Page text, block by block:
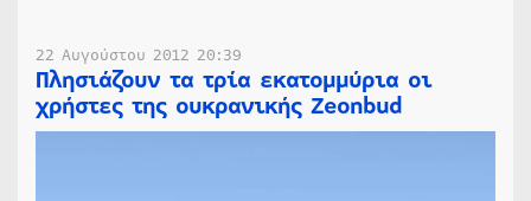
22 Αυγούστου 2012 20:39
Πλησιάζουν τα τρία εκατομμύρια οι
χρήστες της ουκρανικής Zeonbud